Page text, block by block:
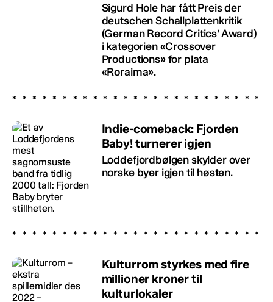
Sigurd Hole har fått Preis der
deutschen Schallplattenkritik
(German Record Critics’ Award)
i kategorien «Crossover
Productions» for plata
«Roraima».
Indie-comeback: Fjorden
Baby! turnerer igjen
Loddefjordbølgen skylder over
norske byer igjen til høsten.
Kulturrom styrkes med fire
millioner kroner til
kulturlokaler